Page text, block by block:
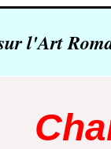
l'Art